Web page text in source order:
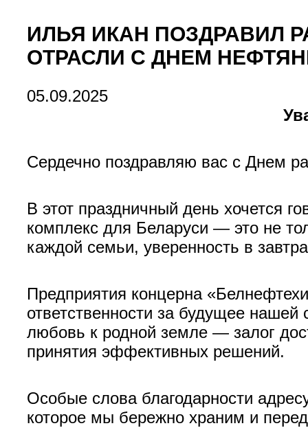
ИЛЬЯ ИКАН ПОЗДРАВИЛ
ОТРАСЛИ С ДНЕМ
05.09.2025
Сердечно поздравляю вас с Днем
В этот праздничный день хочется
комплекс для Беларуси — это не
каждой семьи, уверенность в
Предприятия концерна
ответственности за будущее
любовь к родной земле — залог
принятия эффективных решений.
Особые слова благодарности
которое мы бережно храним и